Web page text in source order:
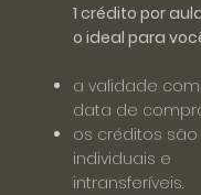
1 crédito por
o ideal para
a validade
data de
os créditos são
individuais e
intransferíveis.